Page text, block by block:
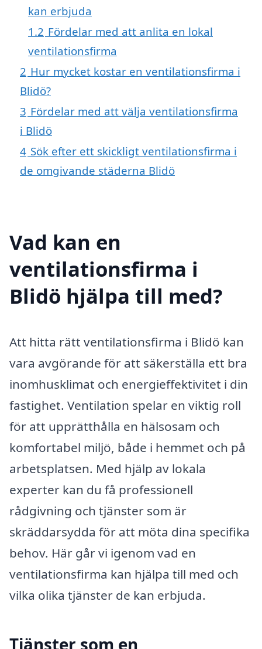
kan erbjuda
1.2 Fördelar med att anlita en lokal
ventilationsfirma
2 Hur mycket kostar en ventilationsfirma i
Blidö?
3 Fördelar med att välja ventilationsfirma
i Blidö
4 Sök efter ett skickligt ventilationsfirma i
de omgivande städerna Blidö
Vad kan en
ventilationsfirma i
Blidö hjälpa till med?
Att hitta rätt ventilationsfirma i Blidö kan
vara avgörande för att säkerställa ett bra
inomhusklimat och energieffektivitet i din
fastighet. Ventilation spelar en viktig roll
för att upprätthålla en hälsosam och
komfortabel miljö, både i hemmet och på
arbetsplatsen. Med hjälp av lokala
experter kan du få professionell
rådgivning och tjänster som är
skräddarsydda för att möta dina specifika
behov. Här går vi igenom vad en
ventilationsfirma kan hjälpa till med och
vilka olika tjänster de kan erbjuda.
Tjänster som en